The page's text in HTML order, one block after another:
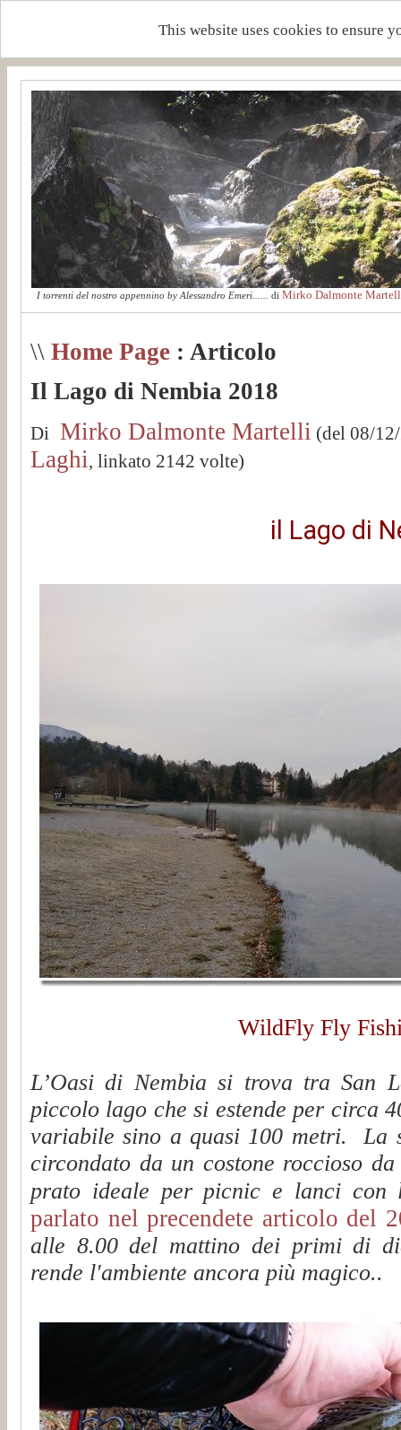
This website uses cookies to ensure
I torrenti del nostro appennino by Alessandro Emeri...... di Mirko Dalmonte
\\ Home Page : Articolo
Il Lago di Nembia 2018
Di Mirko Dalmonte Martelli (del 08/
Laghi, linkato 2142 volte)
il Lago di
WildFly Fly
L’Oasi di Nembia si trova tra San
piccolo lago che si estende per circa
variabile sino a quasi 100 metri. La
circondato da un costone roccioso
prato ideale per picnic e lanci
parlato nel precendete articolo del
alle 8.00 del mattino dei primi di
rende l'ambiente ancora più magico..